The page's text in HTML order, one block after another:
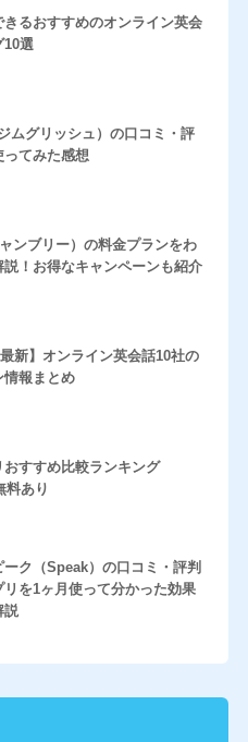
きるおすすめのオンライン英会
10選
ムグリッシュ）の口コミ・評
ってみた感想
ンブリー）の料金プランをわ
説！お得なキャンペーンも紹介
最新】オンライン英会話10社の
情報まとめ
おすすめ比較ランキング
料あり
ク（Speak）の口コミ・評判
リを1ヶ月使って分かった効果
説